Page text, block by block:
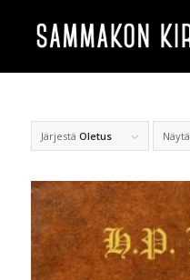
Järjestä Oletus Näytä